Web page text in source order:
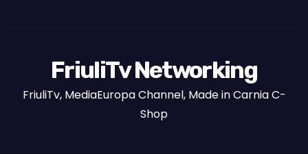
FriuliTv Networking
FriuliTv, MediaEuropa Channel, Made in Carnia C-
Shop